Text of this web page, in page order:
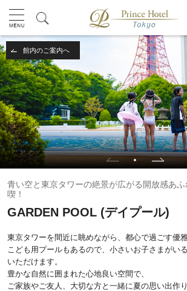
館内のご案内へ
青い空と東京タワーの絶景が広がる開放感あ
喫！
GARDEN POOL (デイプール)
東京タワーを間近に眺めながら、都心で過ごす優
こども用プールもあるので、小さいお子さまがい
いただけます。
豊かな自然に囲まれた心地良い空間で、
ご家族やご友人、大切な方と一緒に夏の思い出作